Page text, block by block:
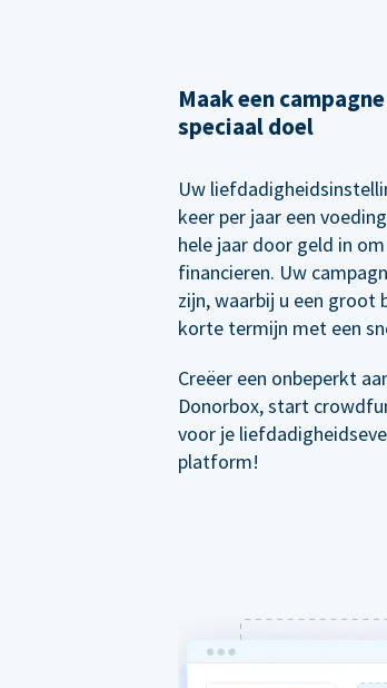
Maak een
speciaal doel
Uw
keer per jaar een
hele jaar door geld in
financieren. Uw
zijn, waarbij u een groot
korte termijn met een
Creëer een onbeperkt
Donorbox, start
voor je
platform!